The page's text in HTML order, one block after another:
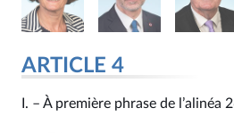
ARTICLE 4
I. – À première phrase de l’alinéa